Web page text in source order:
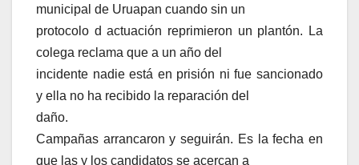
municipal de Uruapan cuando sin un
protocolo d actuación reprimieron un plantón. La
colega reclama que a un año del
incidente nadie está en prisión ni fue sancionado
y ella no ha recibido la reparación del
daño.
Campañas arrancaron y seguirán. Es la fecha en
que las y los candidatos se acercan a